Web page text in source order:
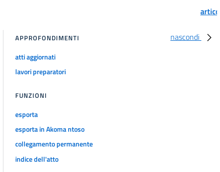
nascondi
APPROFONDIMENTI
atti aggiornati
lavori preparatori
FUNZIONI
esporta
esporta in Akoma ntoso
collegamento permanente
indice dell'atto